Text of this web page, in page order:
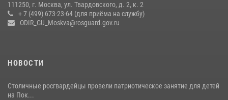
Росгвардецы проверили места массового пребывания молодежи в
111250, г. Москва, ул. Твардовского, д. 2, к. 2
+ 7 (499) 673-23-64 (для приёма на службу)
ODIR_GU_Moskva@rosguard.gov.ru
НОВОСТИ
Столичные росгвардейцы провели патриотическое занятие для детей
на Пок...